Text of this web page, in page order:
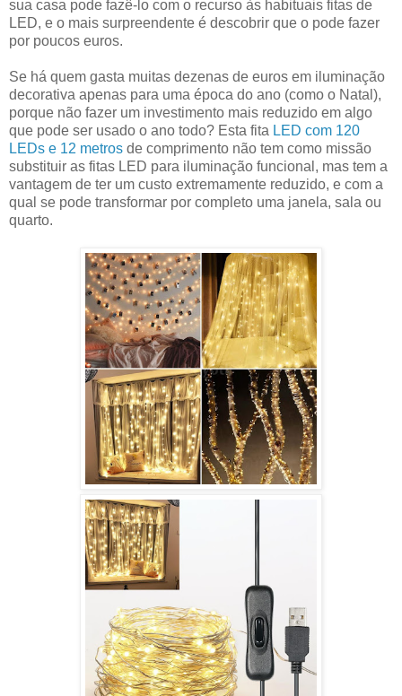
sua casa pode fazê-lo com o recurso às habituais fitas de
LED, e o mais surpreendente é descobrir que o pode fazer
por poucos euros.
Se há quem gasta muitas dezenas de euros em iluminação
decorativa apenas para uma época do ano (como o Natal),
porque não fazer um investimento mais reduzido em algo
que pode ser usado o ano todo? Esta fita LED com 120
LEDs e 12 metros de comprimento não tem como missão
substituir as fitas LED para iluminação funcional, mas tem a
vantagem de ter um custo extremamente reduzido, e com a
qual se pode transformar por completo uma janela, sala ou
quarto.